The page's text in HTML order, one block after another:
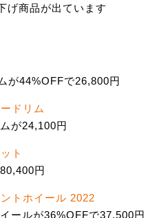
げ商品が出ています
が44%OFFで26,800円
ドリム
が24,100円
ト
円
トホイール 2022
ールが36%OFFで37,500円